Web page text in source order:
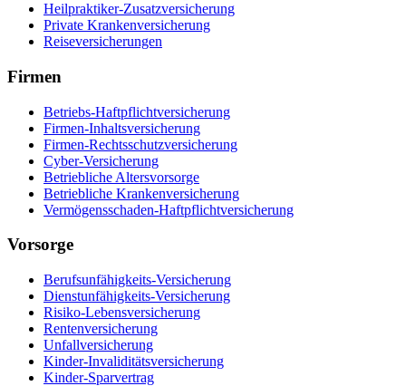
Heilpraktiker-Zusatzversicherung
Private Krankenversicherung
Reiseversicherungen
Firmen
Betriebs-Haftpflichtversicherung
Firmen-Inhaltsversicherung
Firmen-Rechtsschutzversicherung
Cyber-Versicherung
Betriebliche Altersvorsorge
Betriebliche Krankenversicherung
Vermögensschaden-Haftpflichtversicherung
Vorsorge
Berufsunfähigkeits-Versicherung
Dienstunfähigkeits-Versicherung
Risiko-Lebensversicherung
Rentenversicherung
Unfallversicherung
Kinder-Invaliditätsversicherung
Kinder-Sparvertrag